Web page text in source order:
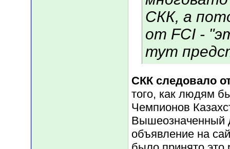
СКК, а
от FCI -
тут
СКК следовало
того, как людям
Чемпионов
Вышеозначенный
объявление на